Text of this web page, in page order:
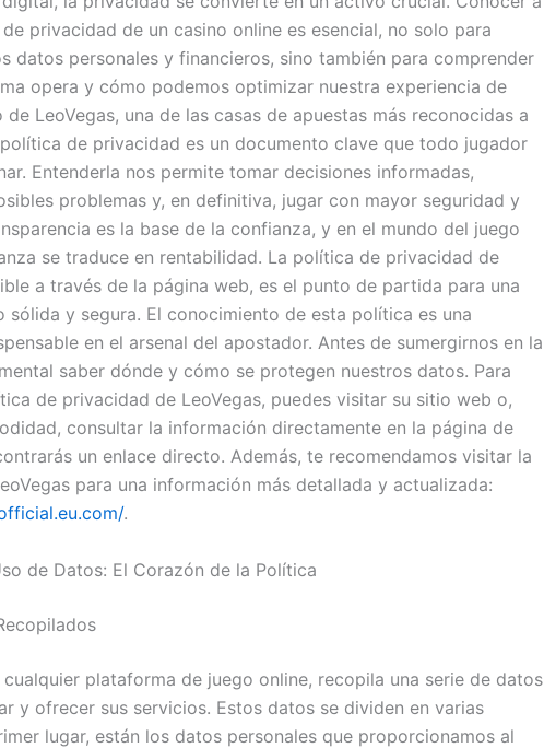
privacidad de un casino online es esencial, no solo para
datos personales y financieros, sino también para comprender
opera y cómo podemos optimizar nuestra experiencia de
de LeoVegas, una de las casas de apuestas más reconocidas a
de privacidad es un documento clave que todo jugador
Entenderla nos permite tomar decisiones informadas,
problemas y, en definitiva, jugar con mayor seguridad y
es la base de la confianza, y en el mundo del juego
se traduce en rentabilidad. La política de privacidad de
a través de la página web, es el punto de partida para una
sólida y segura. El conocimiento de esta política es una
en el arsenal del apostador. Antes de sumergirnos en la
saber dónde y cómo se protegen nuestros datos. Para
de privacidad de LeoVegas, puedes visitar su sitio web o,
consultar la información directamente en la página de
un enlace directo. Además, te recomendamos visitar la
para una información más detallada y actualizada:
.
de Datos: El Corazón de la Política
cualquier plataforma de juego online, recopila una serie de datos
y ofrecer sus servicios. Estos datos se dividen en varias
lugar, están los datos personales que proporcionamos al